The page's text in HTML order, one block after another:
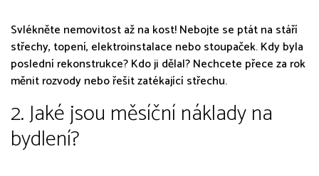
Svlékněte nemovitost až na kost! Nebojte se ptát na stáří
střechy, topení, elektroinstalace nebo stoupaček. Kdy byla
poslední rekonstrukce? Kdo ji dělal? Nechcete přece za rok
měnit rozvody nebo řešit zatékající střechu.
2. Jaké jsou měsíční náklady na
bydlení?